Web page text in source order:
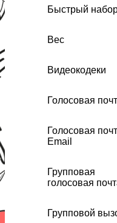
Быстрый
Вес
Видеокодеки
Голосовая
Голосовая
Email
Групповая
голосовая
Групповой